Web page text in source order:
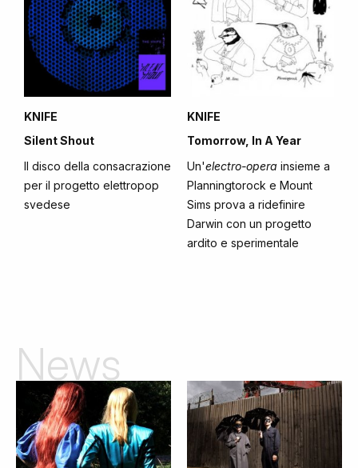
KNIFE
Silent Shout
Il disco della consacrazione
per il progetto elettropop
svedese
KNIFE
Tomorrow, In A Year
Un'electro-opera insieme a
Planningtorock e Mount
Sims prova a ridefinire
Darwin con un progetto
ardito e sperimentale
News